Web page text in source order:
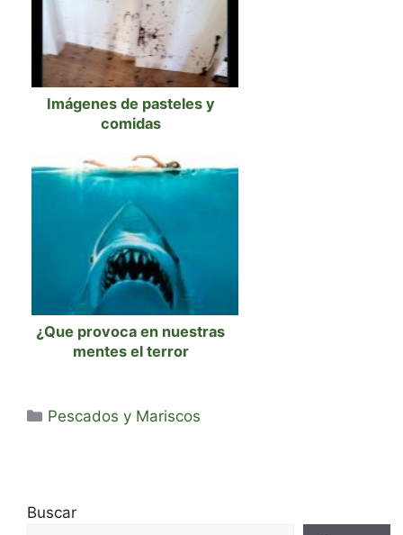
Imágenes de pasteles y
comidas
¿Que provoca en nuestras
mentes el terror
Categorías
Pescados y Mariscos
Buscar